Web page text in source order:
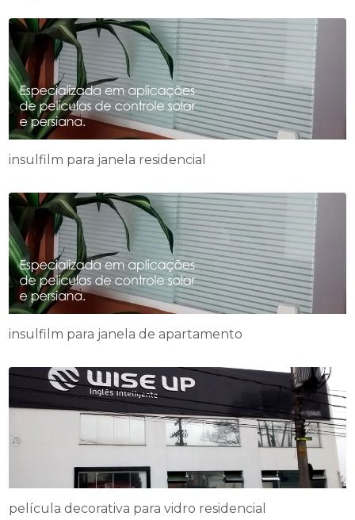
insulfilm para janela residencial
insulfilm para janela de apartamento
película decorativa para vidro residencial